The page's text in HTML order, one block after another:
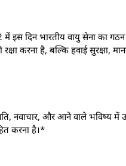
में इस दिन भारतीय वायु सेना का
करना है, बल्कि हवाई सुरक्षा,
नवाचार, और आने वाले भविष्य में
करना है।*